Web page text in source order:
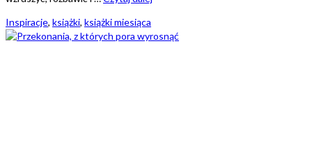
Inspiracje, książki, książki miesiąca